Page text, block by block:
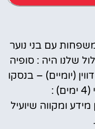
שבועיים בבולגריה, 2 משפחות עם בני נוער
שלנו היה : סופיה
(יומיים) – בנסקו
ומקווה שיועיל